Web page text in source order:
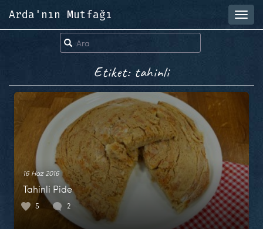
Arda'nın Mutfağı
Etiket: tahinli
16 Haz 2016
Tahinli Pide
5 2